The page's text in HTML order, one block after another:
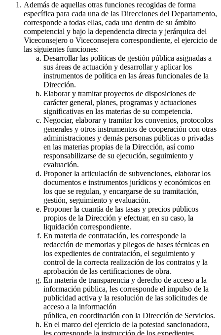
Además de aquellas otras funciones recogidas de forma
específica para cada una de las Direcciones del Departamento,
corresponde a todas ellas, cada una dentro de su ámbito
competencial y bajo la dependencia directa y jerárquica del
Viceconsejero o Viceconsejera correspondiente, el ejercicio de
las siguientes funciones:
Desarrollar las políticas de gestión pública asignadas a
sus áreas de actuación y desarrollar y aplicar los
instrumentos de política en las áreas funcionales de la
Dirección.
Elaborar y tramitar proyectos de disposiciones de
carácter general, planes, programas y actuaciones
significativas en las materias de su competencia.
Negociar, elaborar y tramitar los convenios, protocolos
generales y otros instrumentos de cooperación con otras
administraciones y demás personas públicas o privadas
en las materias propias de la Dirección, así como
responsabilizarse de su ejecución, seguimiento y
evaluación.
Proponer la articulación de subvenciones, elaborar los
documentos e instrumentos jurídicos y económicos en
los que se regulan, y encargarse de su tramitación,
gestión, seguimiento y evaluación.
Proponer la cuantía de las tasas y precios públicos
propios de la Dirección y efectuar, en su caso, la
liquidación correspondiente.
En materia de contratación, les corresponde la
redacción de memorias y pliegos de bases técnicas en
los expedientes de contratación, el seguimiento y
control de la correcta realización de los contratos y la
aprobación de las certificaciones de obra.
En materia de transparencia y derecho de acceso a la
información pública, les corresponde el impulso de la
publicidad activa y la resolución de las solicitudes de
acceso a la información
pública, en coordinación con la Dirección de Servicios.
En el marco del ejercicio de la potestad sancionadora,